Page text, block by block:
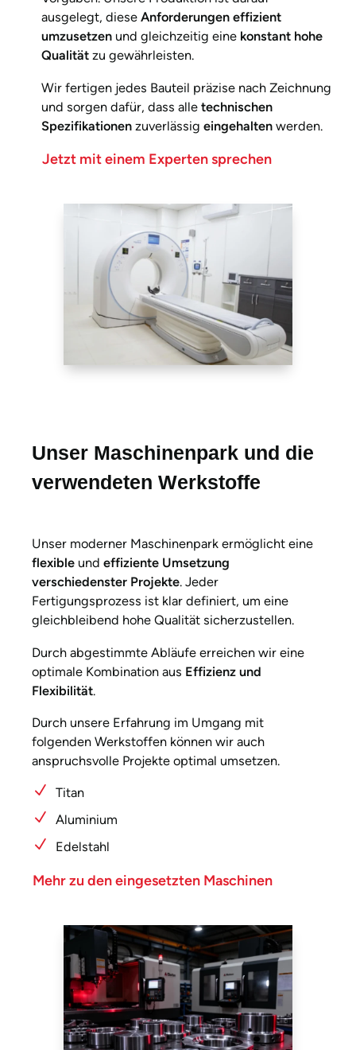
ausgelegt, diese Anforderungen effizient
umzusetzenund gleichzeitig eine konstant hohe
Qualität zu gewährleisten.
Wir fertigen jedes Bauteil präzise nach Zeichnung
und sorgen dafür, dass alletechnischen
Spezifikationenzuverlässig eingehalten werden.
Jetzt mit einem Experten sprechen
Unser Maschinenpark und die
verwendeten Werkstoffe
Unser moderner Maschinenpark ermöglicht eine
flexible und effiziente Umsetzung
verschiedenster Projekte. Jeder
Fertigungsprozess ist klar definiert, um eine
gleichbleibend hohe Qualität sicherzustellen.
Durch abgestimmte Abläufe erreichen wir eine
optimale Kombination aus Effizienz und
Flexibilität.
Durch unsere Erfahrung im Umgang mit
folgenden Werkstoffen können wir auch
anspruchsvolle Projekte optimal umsetzen.
Titan
Aluminium
Edelstahl
Mehr zu den eingesetzten Maschinen